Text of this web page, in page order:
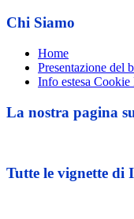
Chi Siamo
Home
Presentazione del
Info estesa
La nostra pagina
Tutte le vignette di